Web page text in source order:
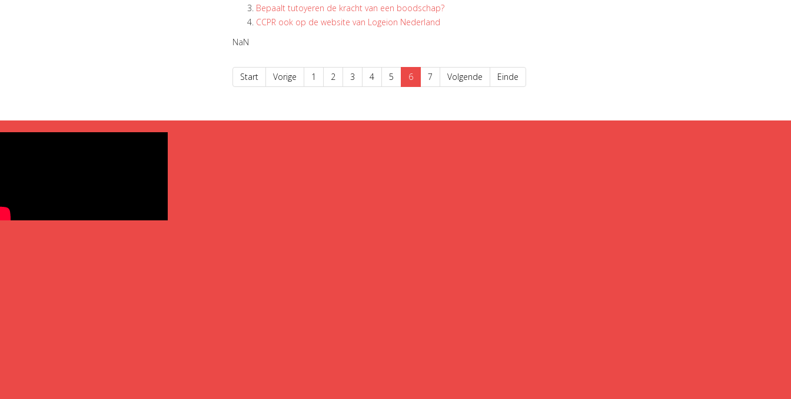
Bepaalt tutoyeren de kracht van een boodschap?
CCPR ook op de website van Logeion Nederland
NaN
Start Vorige 1 2 3 4 5 6 7 Volgende Einde